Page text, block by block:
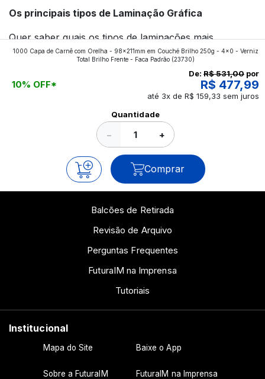
Os principais tipos de Laminação Gráfica
Quer saber quais os tipos de laminações mais
aplicados nos impressos da gráfica FuturaIM? Então,
continue a leitura que vamos revelar para você!
1000 Capa de Carnê com Orelha - 98x211mm em Couché Brilho 250g - 4x0 - Verniz
Total Brilho Frente - Faca Padrão (23730)
10% OFF*
De: R$ 531,00 por
R$ 477,99
até 3x de R$ 159,33 sem juros
Quantidade
− +
Comprar
Balcões de Retirada
Revisão de Arquivo
Perguntas Frequentes
FuturaIM na Imprensa
Tutoriais
Institucional
Mapa do Site Baixe o App
Sobre a FuturaIM FuturaIM na Imprensa